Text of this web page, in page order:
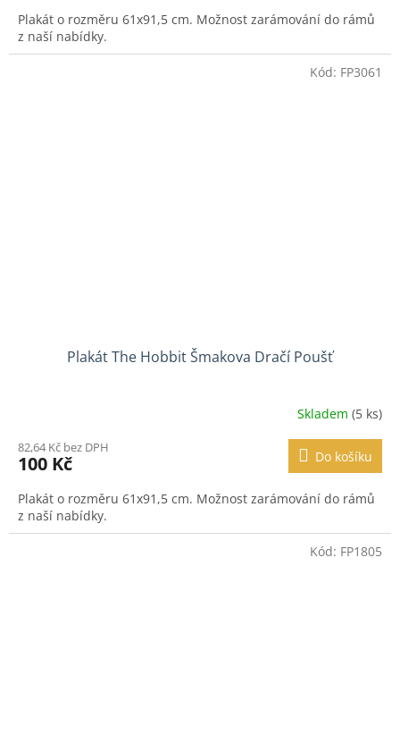
Plakát o rozměru 61x91,5 cm. Možnost zarámování do rámů
z naší nabídky.
Plakát The Hobbit Šmakova Dračí Poušť
Skladem (5 ks)
82,64 Kč bez DPH
100 Kč Do košíku
Plakát o rozměru 61x91,5 cm. Možnost zarámování do rámů
z naší nabídky.
Kód: FP3061
Kód: FP1805